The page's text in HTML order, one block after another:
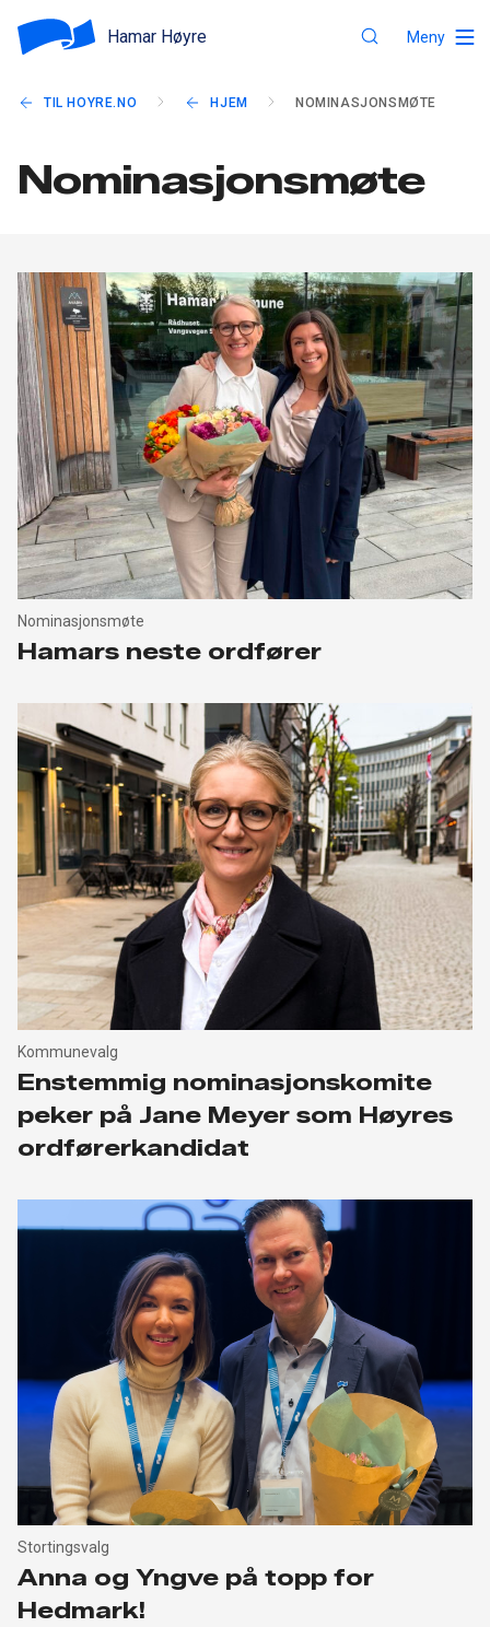
Hamar Høyre Meny
TIL HOYRE.NO HJEM NOMINASJONSMØTE
Nominasjonsmøte
Nominasjonsmøte
Hamars neste ordfører
Kommunevalg
Enstemmig nominasjonskomite
peker på Jane Meyer som Høyres
ordførerkandidat
Stortingsvalg
Anna og Yngve på topp for
Hedmark!